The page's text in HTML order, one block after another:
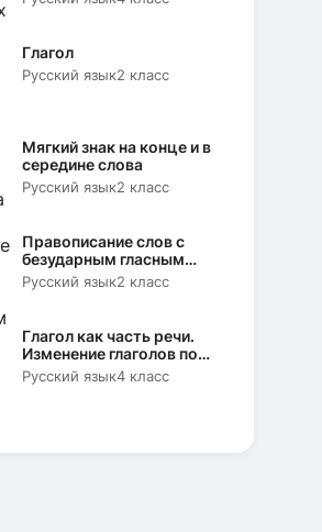
Глагол
Русский язык2 класс
Мягкий знак на конце и в
середине слова
Русский язык2 класс
Правописание слов с
безударным гласным
звуком в корне
Русский язык2 класс
Глагол как часть речи.
Изменение глаголов по
числам
Русский язык4 класс